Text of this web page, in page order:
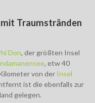
Traumstränden
Don, der größten Insel
, etw 40
von der Insel
ist die ebenfalls zur
gelegen.